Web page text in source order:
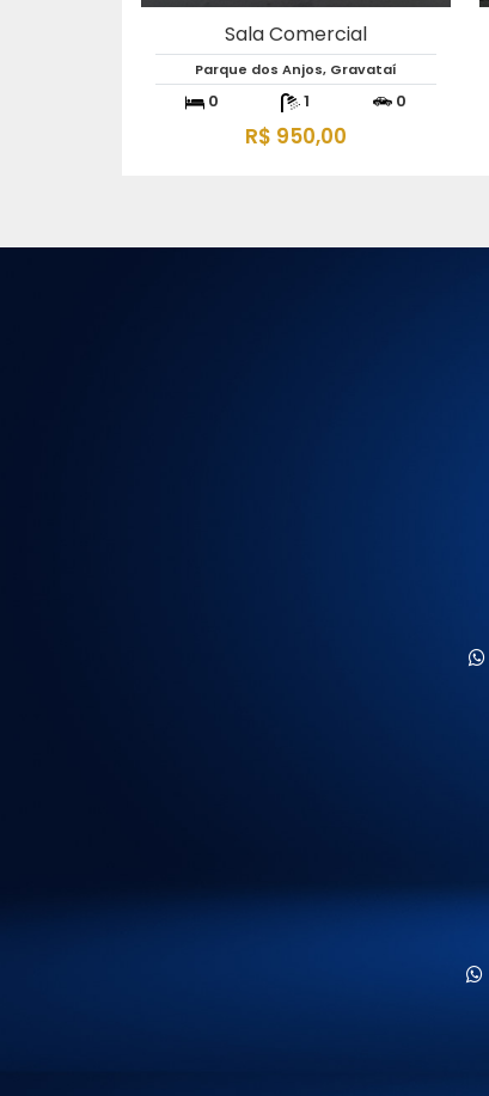
Sala Comercial
Parque dos Anjos, Gravataí
0 1 0
R$ 950,00